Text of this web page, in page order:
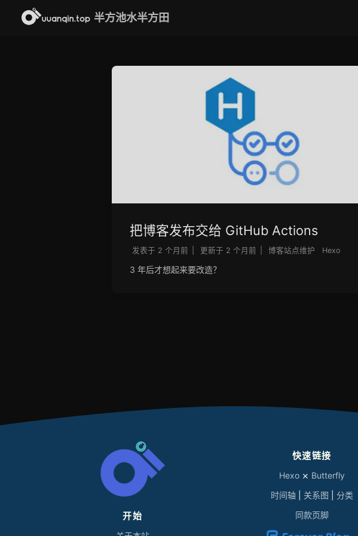
半方池水半方田
把博客发布交给 GitHub Actions
发表于 2 个月前 更新于 2 个月前 博客站点维护 Hexo
3 年后才想起来要改造？
开始
快速链接
Hexo⨯ Butterfly
时间轴
关系图
分类
同款页脚